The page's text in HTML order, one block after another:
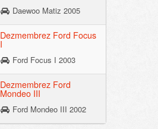
Daewoo Matiz 2005
Dezmembrez Ford Focus
I
Ford Focus I 2003
Dezmembrez Ford
Mondeo III
Ford Mondeo III 2002